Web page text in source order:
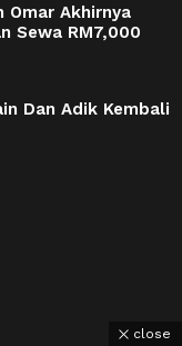
Omar Akhirnya
Sewa RM7,000
Dan Adik Kembali
close